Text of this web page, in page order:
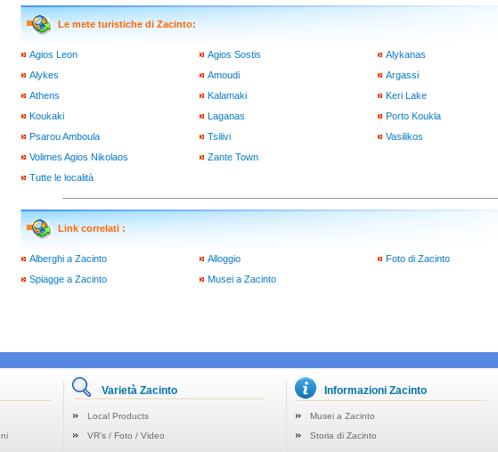
Le mete turistiche di Zacinto:
Agios Leon Agios Sostis
Alykanas
Alykes
Amoudi
Argassi
Athens
Kalamaki
Keri Lake
Koukaki
Laganas
Porto Koukla
Psarou Amboula
Tsilivi
Vasilikos
Volimes Agios Nikolaos
Zante Town
Tutte le località
Link correlati :
Alberghi a Zacinto Alloggio
Foto di Zacinto
Spiagge a Zacinto
Musei a Zacinto
Varietà Zacinto Informazioni Zacinto
Local Products Musei a Zacinto
VR's / Foto / Video Storia di Zacinto